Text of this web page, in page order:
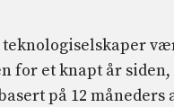
for et knapt år
på 12